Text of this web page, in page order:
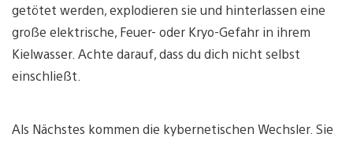
getötet werden, explodieren sie und hinterlassen eine
große elektrische, Feuer- oder Kryo-Gefahr in ihrem
Kielwasser. Achte darauf, dass du dich nicht selbst
einschließt.
Als Nächstes kommen die kybernetischen Wechsler. Sie